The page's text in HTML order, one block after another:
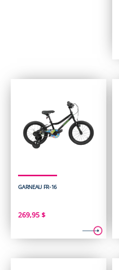
GARNEAU FR-16
269,95$